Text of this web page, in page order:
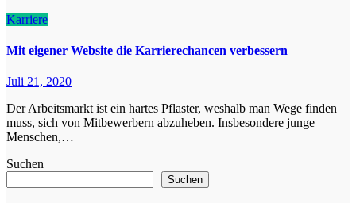
Karriere
Mit eigener Website die Karrierechancen verbessern
Juli 21, 2020
Der Arbeitsmarkt ist ein hartes Pflaster, weshalb man Wege finden
muss, sich von Mitbewerbern abzuheben. Insbesondere junge
Menschen,…
Suchen
Suchen